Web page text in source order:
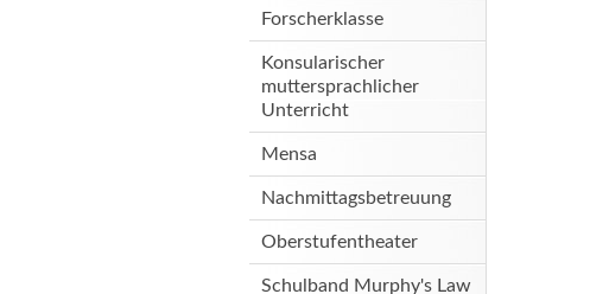
Forscherklasse
Konsularischer
muttersprachlicher
Unterricht
Mensa
Nachmittagsbetreuung
Oberstufentheater
Schulband Murphy's Law